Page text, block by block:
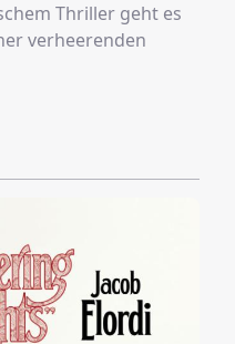
Thriller geht es
verheerenden